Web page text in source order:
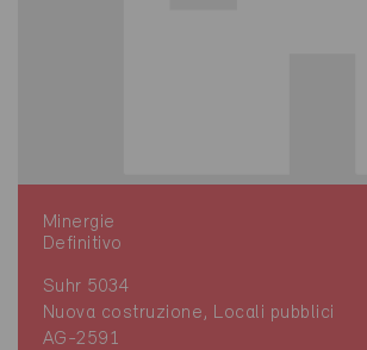
Minergie
Definitivo
Suhr 5034
Nuova costruzione, Locali pubblici
AG-2591